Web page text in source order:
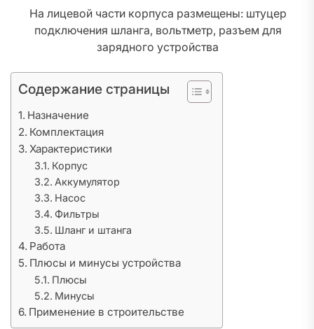
На лицевой части корпуса размещены: штуцер
подключения шланга, вольтметр, разъем для
зарядного устройства
Содержание страницы
Назначение
Комплектация
Характеристики
Корпус
Аккумулятор
Насос
Фильтры
Шланг и штанга
Работа
Плюсы и минусы устройства
Плюсы
Минусы
Применение в строительстве